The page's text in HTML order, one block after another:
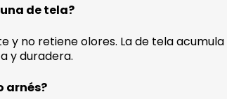
de tela?
y no retiene olores. La de tela
y duradera.
arnés?